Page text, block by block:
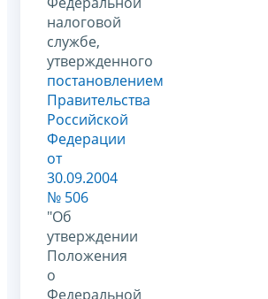
налоговой
службе,
утвержденного
постановлением
Правительства
Российской
Федерации
от
30.09.2004
№ 506
"Об
утверждении
Положения
о
Федеральной